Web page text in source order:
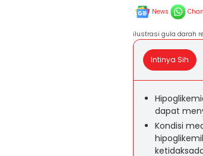
News
ilustrasi gula darah
Intinya Sih
dapat
Kondisi